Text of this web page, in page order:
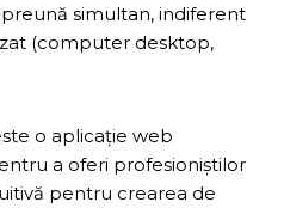
simultan, indiferent
(computer desktop,
o aplicație web
a oferi profesioniștilor
pentru crearea de